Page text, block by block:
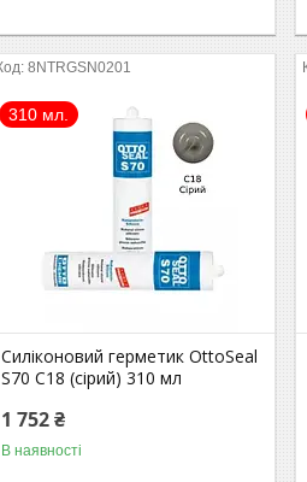
8NTRGSN0201
310 мл.
Силіконовий герметик OttoSeal
S70 С18 (сірий) 310 мл
1 752 ₴
В наявності